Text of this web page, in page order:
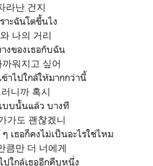
라난 건지
าะฉันโตขึ้นไง
나의 거리
างของเธอกับฉัน
까워지고 싶어
าไปใกล้ให้มากกว่านี้
니까 혹시
บบนั้นแล้ว บางที
가도 괜찮겠니
เธอก็คงไม่เป็นอะไรใช่ไหม
큼만 더 너에게
ปใกล้เธออีกคืบหนึ่ง